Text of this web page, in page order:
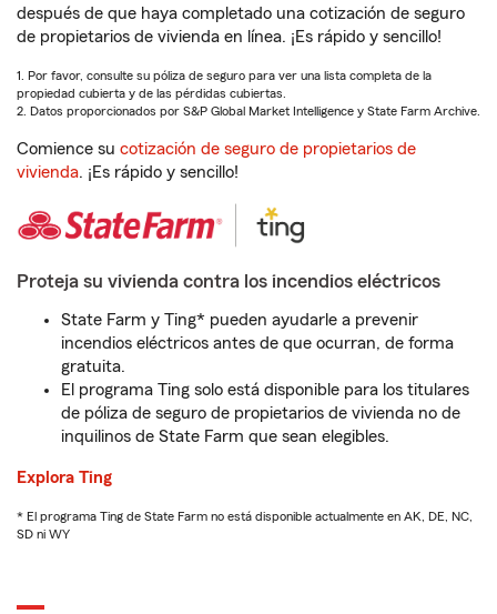
después de que haya completado una cotización de seguro
de propietarios de vivienda en línea. ¡Es rápido y sencillo!
1. Por favor, consulte su póliza de seguro para ver una lista completa de la
propiedad cubierta y de las pérdidas cubiertas.
2. Datos proporcionados por S&P Global Market Intelligence y State Farm Archive.
Comience su cotización de seguro de propietarios de
vivienda. ¡Es rápido y sencillo!
Proteja su vivienda contra los incendios eléctricos
State Farm y Ting* pueden ayudarle a prevenir
incendios eléctricos antes de que ocurran, de forma
gratuita.
El programa Ting solo está disponible para los titulares
de póliza de seguro de propietarios de vivienda no de
inquilinos de State Farm que sean elegibles.
Explora Ting
* El programa Ting de State Farm no está disponible actualmente en AK, DE, NC,
SD ni WY